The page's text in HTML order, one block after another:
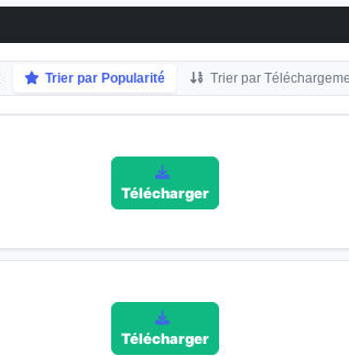
Trier par Popularité Trier par
Télécharger
Télécharger